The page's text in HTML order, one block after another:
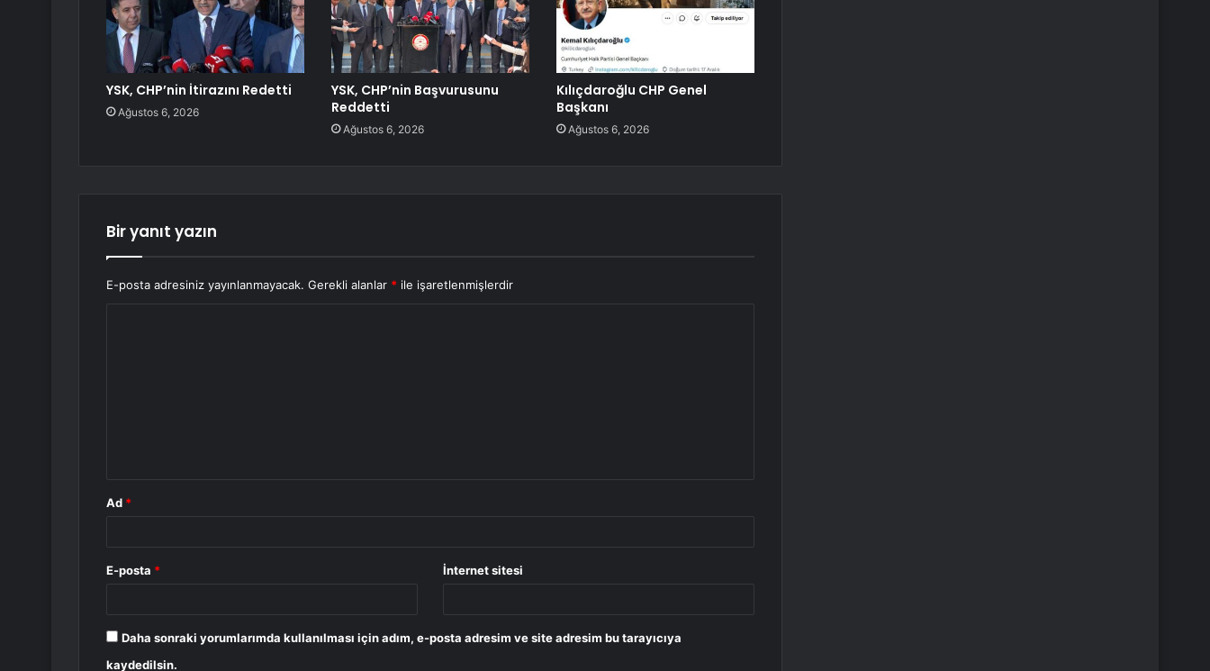
YSK, CHP’nin İtirazını Redetti
Ağustos 6, 2026
YSK, CHP’nin Başvurusunu
Reddetti
Ağustos 6, 2026
Kılıçdaroğlu CHP Genel
Başkanı
Ağustos 6, 2026
Bir yanıt yazın
E-posta adresiniz yayınlanmayacak. Gerekli alanlar * ile işaretlenmişlerdir
Ad *
E-posta * İnternet sitesi
Daha sonraki yorumlarımda kullanılması için adım, e-posta adresim ve site adresim bu tarayıcıya
kaydedilsin.